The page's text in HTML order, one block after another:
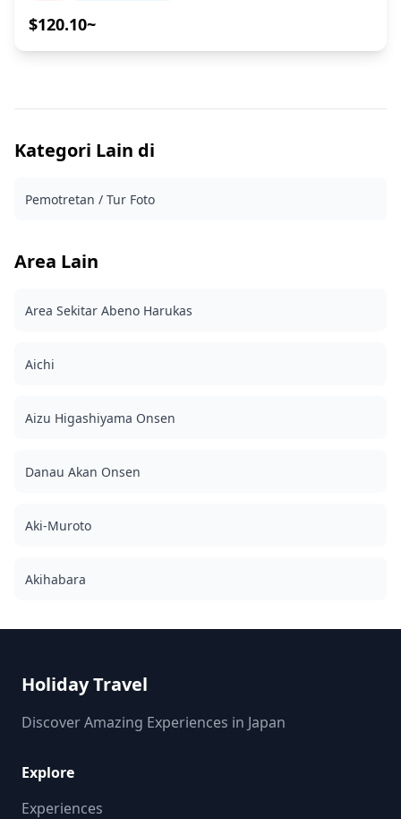
e080c3205adb.jpg)
menangkap komposisi alami dan mengidentifikasi
Anda dengan kami!) Sesi fotografi tersedia di mana saja
Inggris/Jepang. File asli 100+ foto dikirim dalam waktu
untuk dikirim ulang. Koreksi dibuat untuk
membangkitkan suasana tertentu, dan jika diinginkan,
warna. Biarkan kami mengabadikan momen spesial
waktu pertemuan yang dijadwalkan, durasi pemotretan
dan jumlah foto yang dikirimkan dapat dikurangi. ・Jika
hari sebelum tanggal yang dijadwalkan atau jika tiba-
lokasi, atau (3) membatalkan pemotretan. ![]
(https://assets.hldycdn.com/59d73c08-7d80-4d2f-85e5-
5929f1d838d5.png)
$120.10~
Kategori Lain di
Pemotretan / Tur Foto
Area Lain
Area Sekitar Abeno Harukas
Aichi
Aizu Higashiyama Onsen
Danau Akan Onsen
Aki-Muroto
Akihabara
Holiday Travel
Discover Amazing Experiences in Japan
Explore
Experiences